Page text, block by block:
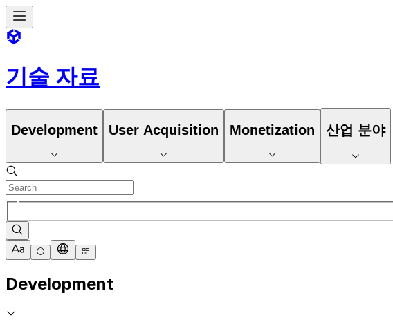
기술 자료
Development User Acquisition Monetization 산업 분야
Development